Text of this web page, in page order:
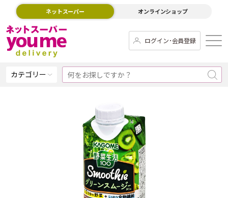
ネットスーパー オンラインショップ
ログイン･会員登録
カテゴリー